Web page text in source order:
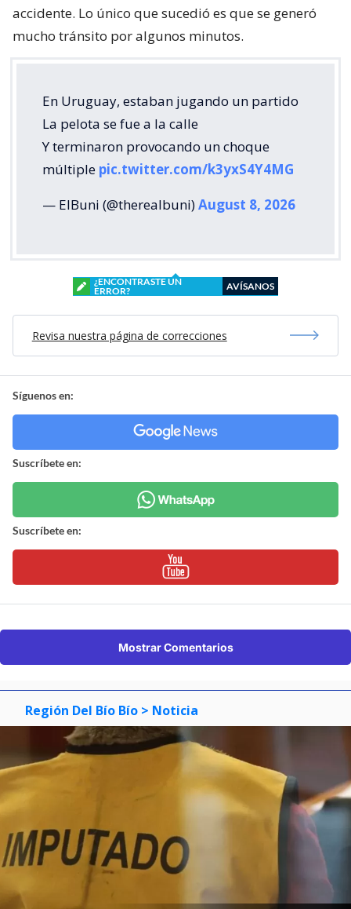
accidente. Lo único que sucedió es que se generó
mucho tránsito por algunos minutos.
En Uruguay, estaban jugando un partido
La pelota se fue a la calle
Y terminaron provocando un choque
múltiple pic.twitter.com/k3yxS4Y4MG
— ElBuni (@therealbuni)August 8, 2026
¿ENCONTRASTE UN
ERROR?
AVÍSANOS
Revisa nuestra página de correcciones
Síguenos en:
Suscríbete en:
Suscríbete en:
Mostrar Comentarios
Región Del Bío Bío > Noticia